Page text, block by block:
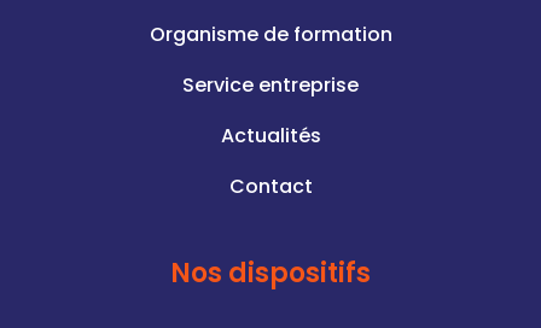
Organisme de formation
Service entreprise
Actualités
Contact
Nos dispositifs